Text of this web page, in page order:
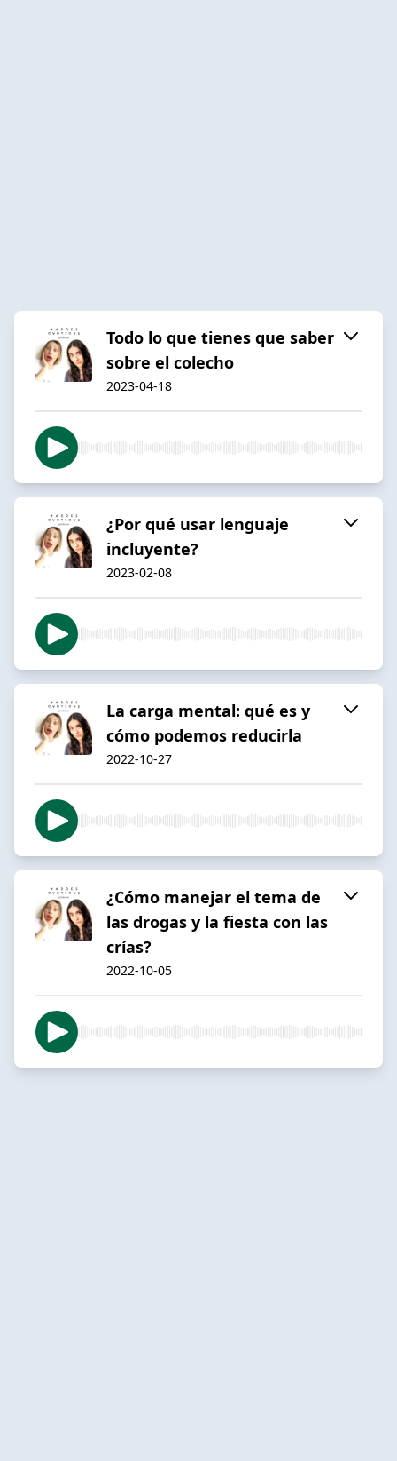
Todo lo que tienes que saber
sobre el colecho
2023-04-18
¿Por qué usar lenguaje
incluyente?
2023-02-08
La carga mental: qué es y
cómo podemos reducirla
2022-10-27
¿Cómo manejar el tema de
las drogas y la fiesta con las
crías?
2022-10-05